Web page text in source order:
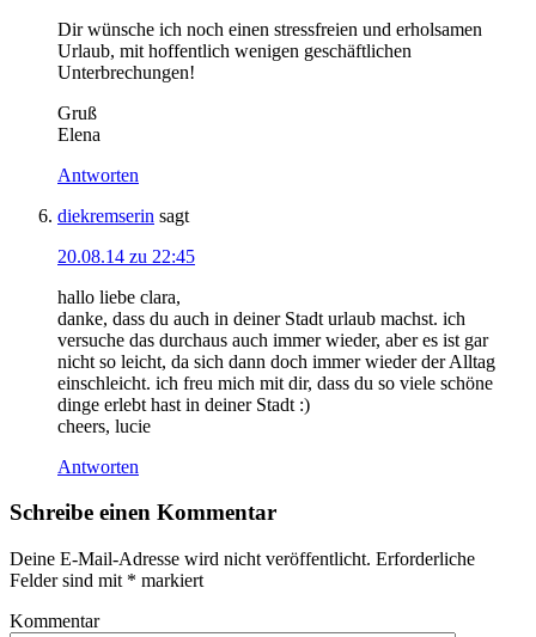
Dir wünsche ich noch einen stressfreien und erholsamen
Urlaub, mit hoffentlich wenigen geschäftlichen
Unterbrechungen!
Gruß
Elena
Antworten
diekremserin sagt
20.08.14 zu 22:45
hallo liebe clara,
danke, dass du auch in deiner Stadt urlaub machst. ich
versuche das durchaus auch immer wieder, aber es ist gar
nicht so leicht, da sich dann doch immer wieder der Alltag
einschleicht. ich freu mich mit dir, dass du so viele schöne
dinge erlebt hast in deiner Stadt :)
cheers, lucie
Antworten
Schreibe einen Kommentar
Deine E-Mail-Adresse wird nicht veröffentlicht. Erforderliche
Felder sind mit * markiert
Kommentar